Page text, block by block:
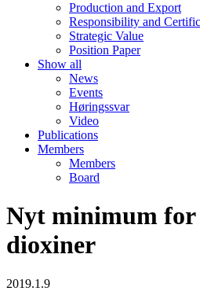
Production and Export
Responsibility and
Strategic Value
Position Paper
Show all
News
Events
Høringssvar
Video
Publications
Members
Members
Board
Nyt minimum
dioxiner
2019.1.9